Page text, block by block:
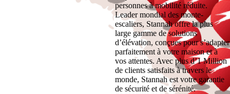
personnes à mobilité réduite.
Leader mondial des monte-
escaliers, Stannah offre la plus
large gamme de solutions
d’élévation, conçues pour s’adapter
parfaitement à votre maison et à
vos attentes. Avec plus d’1 Million
de clients satisfaits à travers le
monde, Stannah est votre garantie
de sécurité et de sérénité.